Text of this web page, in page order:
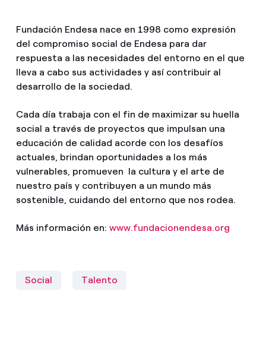
Fundación Endesa nace en 1998 como expresión
del compromiso social de Endesa para dar
respuesta a las necesidades del entorno en el que
lleva a cabo sus actividades y así contribuir al
desarrollo de la sociedad.
Cada día trabaja con el fin de maximizar su huella
social a través de proyectos que impulsan una
educación de calidad acorde con los desafíos
actuales, brindan oportunidades a los más
vulnerables, promueven la cultura y el arte de
nuestro país y contribuyen a un mundo más
sostenible, cuidando del entorno que nos rodea.
Más información en: www.fundacionendesa.org
Social Talento